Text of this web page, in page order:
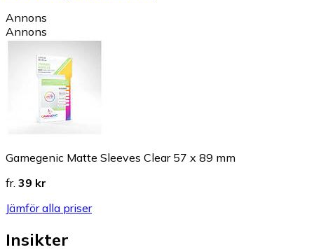
Annons
Annons
Gamegenic Matte Sleeves Clear 57 x 89 mm
fr. 39 kr
Jämför alla priser
Insikter